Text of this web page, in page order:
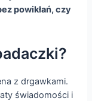
powikłań, czy
z drgawkami.
świadomości i